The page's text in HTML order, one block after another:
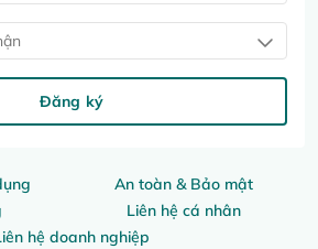
An toàn & Bảo mật
Liên hệ cá nhân
hệ doanh nghiệp
Đăng ký